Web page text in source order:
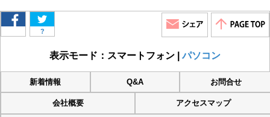
?
表示モード：スマートフォン |パソコン
新着情報 Q&A お問合せ
会社概要 アクセスマップ